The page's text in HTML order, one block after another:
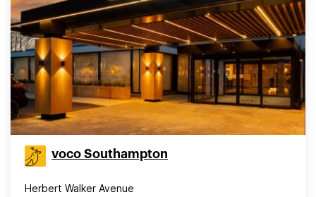
voco Southampton
Herbert Walker Avenue